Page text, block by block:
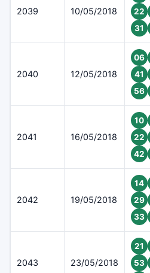
2039 10/05/2018
22
31
2040 12/05/2018
06
41
56
2041 16/05/2018
10
22
42
2042 19/05/2018
14
29
33
2043 23/05/2018
21
53